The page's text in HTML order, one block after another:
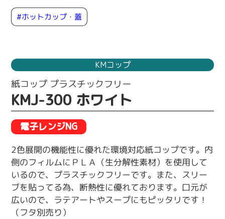
#ホットカップ・蓋
KMコップ
紙コップ プラスチックフリー
KMJ-300 ホワイト
電子レンジNG
2色展開の機能性に優れた環境対応紙コップです。内
側のフィルムにＰＬＡ（生分解性素材）を使用して
いるので、プラスチックフリーです。また、スリー
ブを貼ってる為、断熱性に優れております。口元が
広いので、ラテアートやスープにもピッタリです！
（フタ別売り）